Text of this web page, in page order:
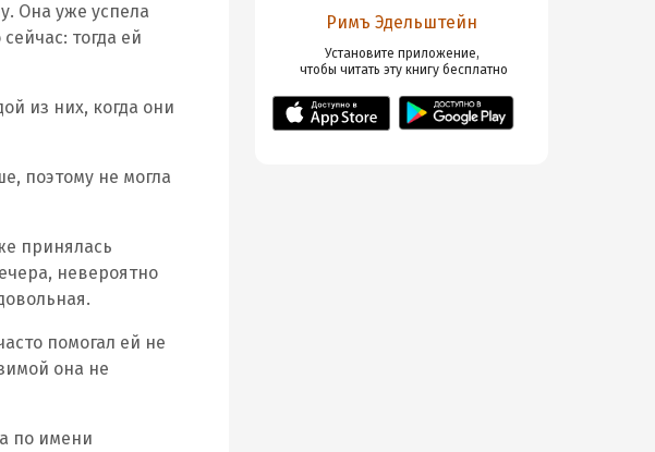
Она уже успела
тогда ей
из них, когда они
поэтому не могла
принялась
невероятно
помогал ей не
она не
по имени
Римъ Эдельштейн
Установите приложение,
чтобы читать эту книгу бесплатно